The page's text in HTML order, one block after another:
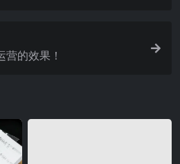
的效果！